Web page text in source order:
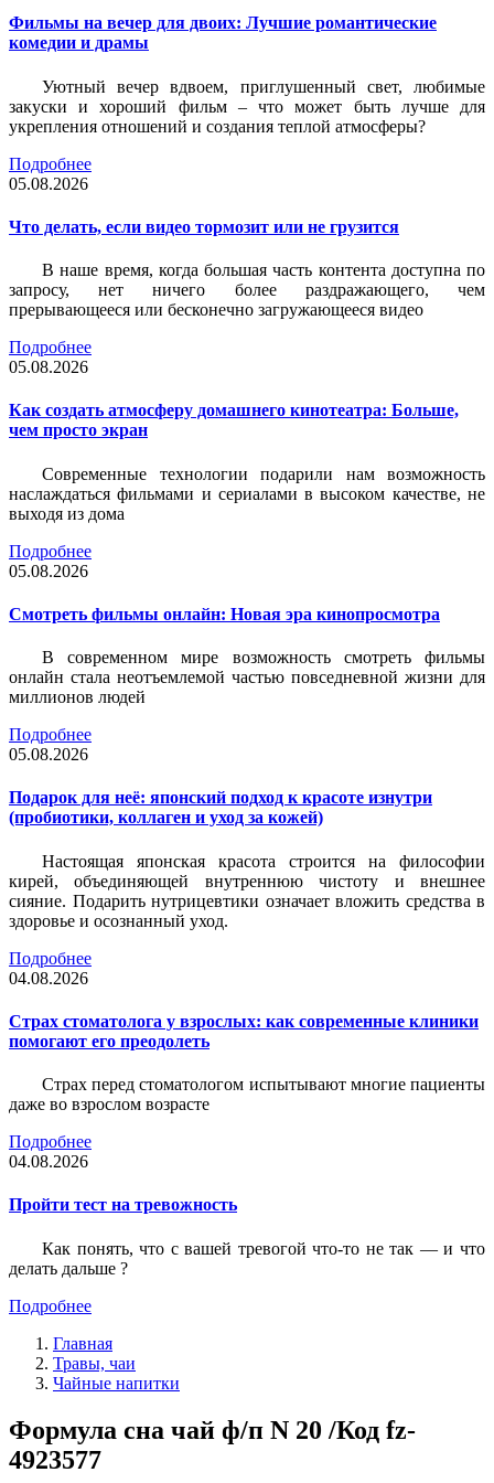
Фильмы на вечер для двоих: Лучшие романтические
комедии и драмы
Уютный вечер вдвоем, приглушенный свет, любимые
закуски и хороший фильм – что может быть лучше для
укрепления отношений и создания теплой атмосферы?
Подробнее
05.08.2026
Что делать, если видео тормозит или не грузится
В наше время, когда большая часть контента доступна по
запросу, нет ничего более раздражающего, чем
прерывающееся или бесконечно загружающееся видео
Подробнее
05.08.2026
Как создать атмосферу домашнего кинотеатра: Больше,
чем просто экран
Современные технологии подарили нам возможность
наслаждаться фильмами и сериалами в высоком качестве, не
выходя из дома
Подробнее
05.08.2026
Смотреть фильмы онлайн: Новая эра кинопросмотра
В современном мире возможность смотреть фильмы
онлайн стала неотъемлемой частью повседневной жизни для
миллионов людей
Подробнее
05.08.2026
Подарок для неё: японский подход к красоте изнутри
(пробиотики, коллаген и уход за кожей)
Настоящая японская красота строится на философии
кирей, объединяющей внутреннюю чистоту и внешнее
сияние. Подарить нутрицевтики означает вложить средства в
здоровье и осознанный уход.
Подробнее
04.08.2026
Страх стоматолога у взрослых: как современные клиники
помогают его преодолеть
Страх перед стоматологом испытывают многие пациенты
даже во взрослом возрасте
Подробнее
04.08.2026
Пройти тест на тревожность
Как понять, что с вашей тревогой что-то не так — и что
делать дальше ?
Подробнее
Главная
Травы, чаи
Чайные напитки
Формула сна чай ф/п N 20 /Код fz-
4923577